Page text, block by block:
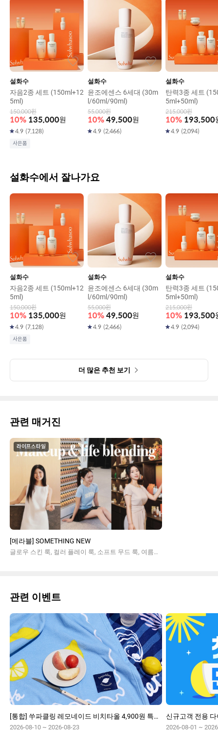
설화수
자음2종 세트 (150ml+12
5ml)
150,000원
10% 135,000원
4.9 (7,128)
사은품
설화수
윤조에센스 6세대 (30m
l/60ml/90ml)
55,000원
10% 49,500원
4.9 (2,466)
설화수
탄력3종 세트
5ml+50ml)
215,000원
10% 193,500
4.9 (2,094)
설화수에서 잘나가요
설화수
자음2종 세트 (150ml+12
5ml)
150,000원
10% 135,000원
4.9 (7,128)
사은품
설화수
윤조에센스 6세대 (30m
l/60ml/90ml)
55,000원
10% 49,500원
4.9 (2,466)
설화수
탄력3종 세트
5ml+50ml)
215,000원
10% 193,500
4.9 (2,094)
더 많은 추천 보기
관련 매거진
라이프스타일
[메라블] SOMETHING NEW
글로우 스킨 룩, 컬러 플레이 룩, 소프트 무드 룩, 여름메이크업
관련 이벤트
[통합] 쑤파클링 레모네이드 비치타올 4,900원 특가증정
2026-08-10 ~ 2026-08-23 2026-08-01 ~